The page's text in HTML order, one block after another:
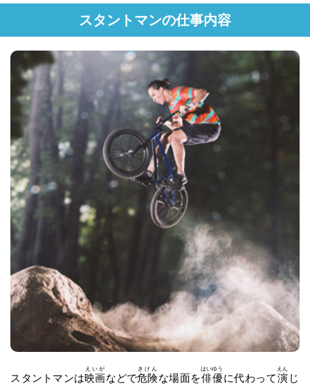
スタントマンの仕事内容
スタントマンは映画
えいが
などで危険
きけん
な場面を俳優
はいゆう
に代わって演
えん
じ